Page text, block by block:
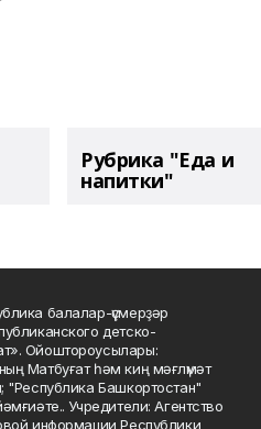
Рубрика "Еда и
напитки"
балалар-үҫмерҙәр
детско-
Ойоштороусылары:
Матбуғат һәм киң мәғлүмәт
"Республика Башкортостан"
Учредители: Агентство
информации Республики